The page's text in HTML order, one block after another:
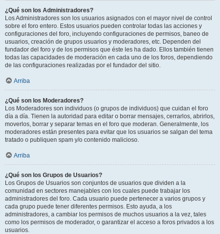
¿Qué son los Administradores?
Los Administradores son los usuarios asignados con el mayor nivel de control
sobre el foro entero. Estos usuarios pueden controlar todas las acciones y
configuraciones del foro, incluyendo configuraciones de permisos, baneo de
usuarios, creación de grupos usuarios y moderadores, etc. Dependen del
fundador del foro y de los permisos que éste les ha dado. Ellos también tienen
todas las capacidades de moderación en cada uno de los foros, dependiendo
de las configuraciones realizadas por el fundador del sitio.
Arriba
¿Qué son los Moderadores?
Los Moderadores son individuos (o grupos de individuos) que cuidan el foro
día a día. Tienen la autoridad para editar o borrar mensajes, cerrarlos, abrirlos,
moverlos, borrar y separar temas en el foro que moderan. Generalmente, los
moderadores están presentes para evitar que los usuarios se salgan del tema
tratado o publiquen spam y/o contenido malicioso.
Arriba
¿Qué son los Grupos de Usuarios?
Los Grupos de Usuarios son conjuntos de usuarios que dividen a la
comunidad en sectores manejables con los cuales puede trabajar los
administradores del foro. Cada usuario puede pertenecer a varios grupos y
cada grupo puede tener diferentes permisos. Esto ayuda, a los
administradores, a cambiar los permisos de muchos usuarios a la vez, tales
como los permisos de moderador, o garantizar el acceso a foros privados a los
usuarios.